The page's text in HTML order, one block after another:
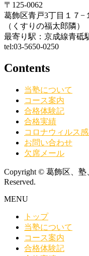
〒125-0062
葛飾区青戸3丁目１７−
（くすりの福太郎隣）
最寄り駅：京成線青砥
tel:03-5650-0250
Contents
当塾について
コース案内
合格体験記
合格実績
コロナウィルス
お問い合わせ
欠席メール
Copyright © 葛飾区、
Reserved.
MENU
トップ
当塾について
コース案内
合格体験記